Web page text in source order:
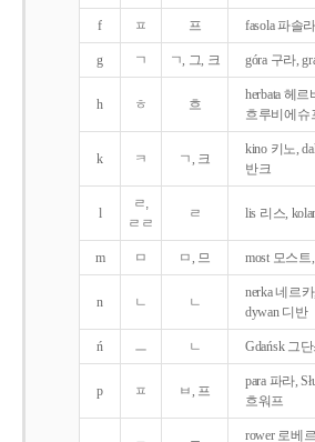
f ㅍ 프 fasola 파솔
g ㄱ ㄱ, 그, 크 góra 구라,
h ㅎ 흐
herbata 헤
흐루비에슈
k ㅋ ㄱ, 크
kino 키노,
반크
l
ㄹ,
ㄹㄹ
ㄹ lis 리스,
m ㅁ ㅁ, 므 most 모스트
n ㄴ ㄴ
nerka 네르
dywan 디반
ń ㅡ ㄴ Gdańsk 그
p ㅍ ㅂ, 프
para 파라,
흐워프
rower 로베